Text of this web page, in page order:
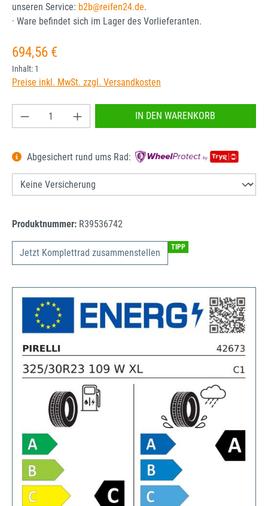
unseren Service: b2b@reifen24.de.
· Ware befindet sich im Lager des Vorlieferanten.
Regulärer Preis:
694,56 €
Inhalt: 1
Preise inkl. MwSt. zzgl. Versandkosten
Produkt Anzahl: Gib den gewünschten Wert
IN DEN WARENKORB
Abgesichert rund ums Rad:
Produktnummer: R39536742
Jetzt Komplettrad zusammenstellen TIPP